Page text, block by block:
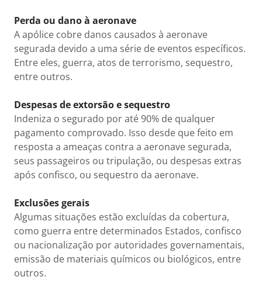
Perda ou dano à aeronave
A apólice cobre danos causados à aeronave
segurada devido a uma série de eventos específicos.
Entre eles, guerra, atos de terrorismo, sequestro,
entre outros.
Despesas de extorsão e sequestro
Indeniza o segurado por até 90% de qualquer
pagamento comprovado. Isso desde que feito em
resposta a ameaças contra a aeronave segurada,
seus passageiros ou tripulação, ou despesas extras
após confisco, ou sequestro da aeronave.
Exclusões gerais
Algumas situações estão excluídas da cobertura,
como guerra entre determinados Estados, confisco
ou nacionalização por autoridades governamentais,
emissão de materiais químicos ou biológicos, entre
outros.